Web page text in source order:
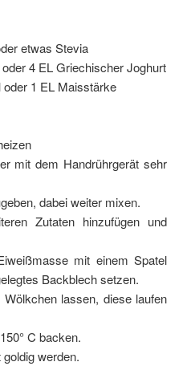
etwas Stevia
4 EL Griechischer Joghurt
1 EL Maisstärke
mit dem Handrührgerät sehr
dabei weiter mixen.
Zutaten hinzufügen und
mit einem Spatel
Backblech setzen.
lassen, diese laufen
C backen.
werden.